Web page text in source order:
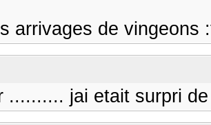
arrivages de vingeons
.......... jai etait surpri